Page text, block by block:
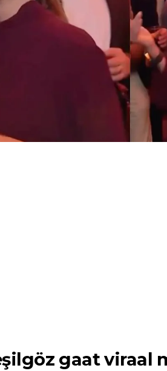
gaat viraal